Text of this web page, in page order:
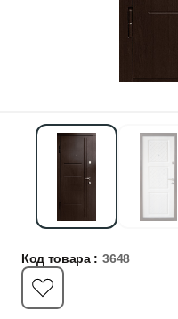
Код товара : 3648